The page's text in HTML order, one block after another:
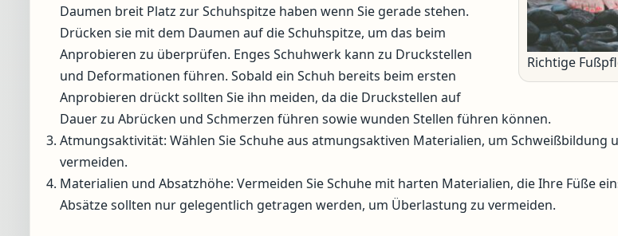
Richtige
Daumen breit Platz zur Schuhspitze haben wenn Sie gerade stehen.
Drücken sie mit dem Daumen auf die Schuhspitze, um das beim
Anprobieren zu überprüfen. Enges Schuhwerk kann zu Druckstellen
und Deformationen führen. Sobald ein Schuh bereits beim ersten
Anprobieren drückt sollten Sie ihn meiden, da die Druckstellen auf
Dauer zu Abrücken und Schmerzen führen sowie wunden Stellen führen können.
Atmungsaktivität: Wählen Sie Schuhe aus atmungsaktiven Materialien, um Schweißbildung
vermeiden.
Materialien und Absatzhöhe: Vermeiden Sie Schuhe mit harten Materialien, die Ihre Füße
Absätze sollten nur gelegentlich getragen werden, um Überlastung zu vermeiden.